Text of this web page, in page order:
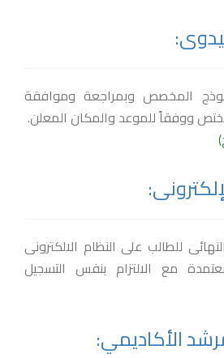
المخصص وبمراجعة وموافقة
ووفقاً للموعد والمكان المعلن.
للطالب على النظام الالكترونى
مع الالتزام بنفس التسجيل
الأكاديمي: